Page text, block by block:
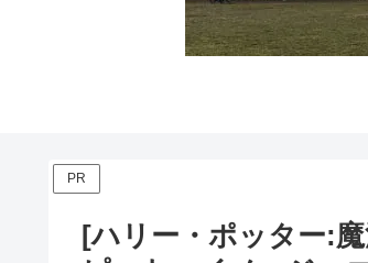
PR
[ハリー・ポッター: